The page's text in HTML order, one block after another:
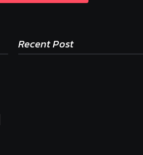
Recent Post